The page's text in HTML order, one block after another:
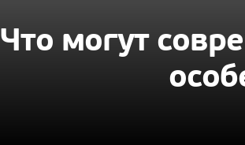
Что могут